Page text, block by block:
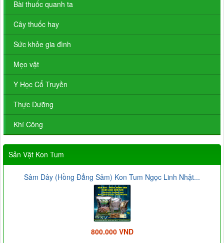
Bài thuốc quanh ta
Cây thuốc hay
Sức khỏe gia đình
Mẹo vặt
Y Học Cổ Truyền
Thực Dưỡng
Khí Công
Sản Vật Kon Tum
Sâm Dây (Hồng Đẳng Sâm) Kon Tum Ngọc Linh Nhật...
800.000 VND